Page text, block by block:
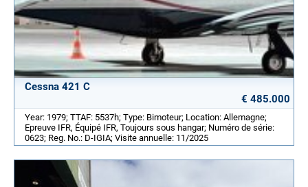
Cessna 421 C
€ 485.000
Year: 1979; TTAF: 5537h; Type: Bimoteur; Location: Allemagne;
Epreuve IFR, Équipé IFR, Toujours sous hangar; Numéro de série:
0623; Reg. No.: D-IGIA; Visite annuelle: 11/2025